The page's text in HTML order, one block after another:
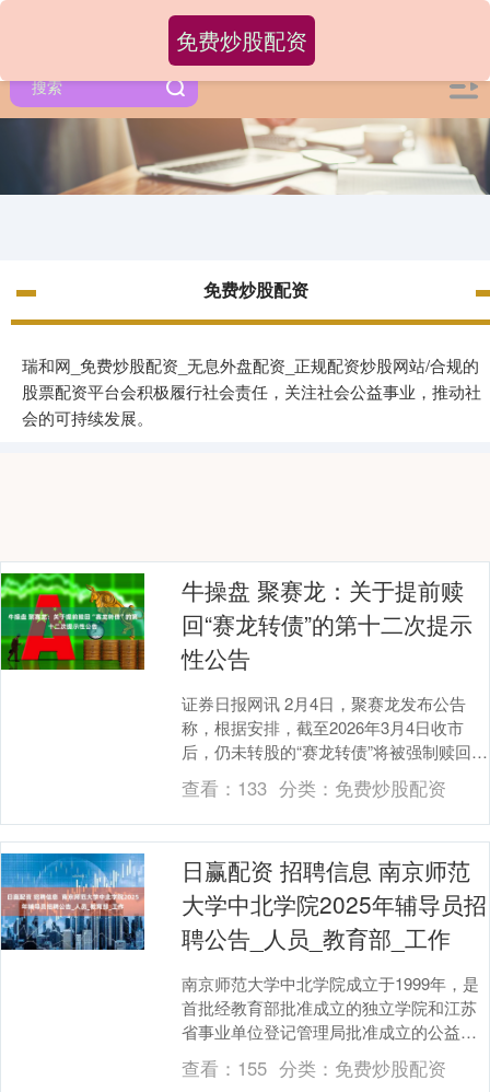
免费炒股配资
瑞和网_免费炒股配资_无息外盘配资_正规配资炒股网站/合规的
股票配资平台会积极履行社会责任，关注社会公益事业，推动社
会的可持续发展。
免费炒股配资
牛操盘 聚赛龙：关于提前赎
回“赛龙转债”的第十二次提示
性公告
证券日报网讯 2月4日，聚赛龙发布公告
称，根据安排，截至2026年3月4日收市
后，仍未转股的“赛龙转债”将被强制赎回。
本次赎回完成后，“赛龙转债”将在深交所摘
牌....
查看： 133 分类： 免费炒股配资
日赢配资 招聘信息 南京师范
大学中北学院2025年辅导员招
聘公告_人员_教育部_工作
南京师范大学中北学院成立于1999年，是
首批经教育部批准成立的独立学院和江苏
省事业单位登记管理局批准成立的公益性
事业单位。学校由百年名校、国家“双一
流”建设高校....
查看： 155 分类： 免费炒股配资